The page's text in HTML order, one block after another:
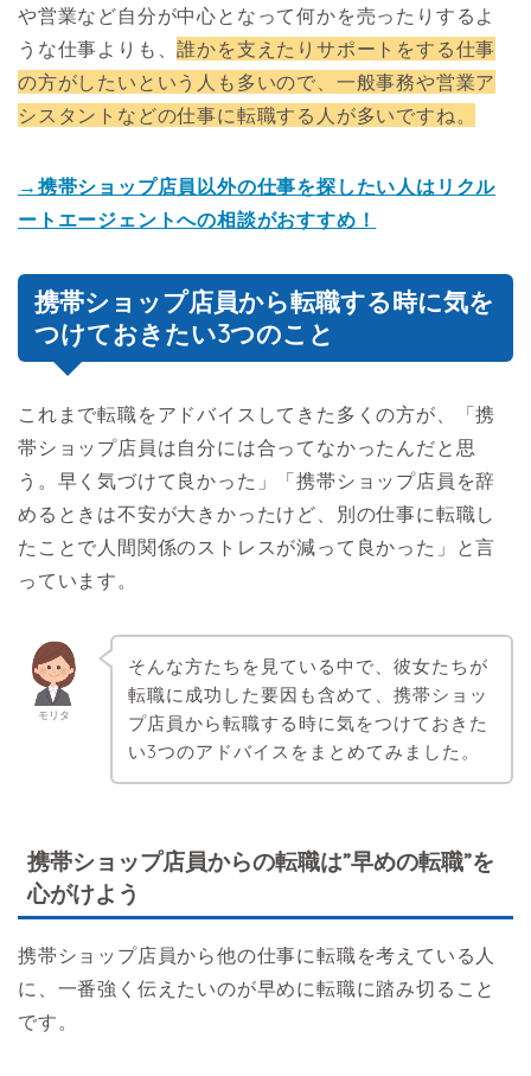
や営業など自分が中心となって何かを売ったりするよ
うな仕事よりも、誰かを支えたりサポートをする仕事
の方がしたいという人も多いので、一般事務や営業ア
シスタントなどの仕事に転職する人が多いですね。
→携帯ショップ店員以外の仕事を探したい人はリクル
ートエージェントへの相談がおすすめ！
携帯ショップ店員から転職する時に気を
つけておきたい3つのこと
これまで転職をアドバイスしてきた多くの方が、「携
帯ショップ店員は自分には合ってなかったんだと思
う。早く気づけて良かった」「携帯ショップ店員を辞
めるときは不安が大きかったけど、別の仕事に転職し
たことで人間関係のストレスが減って良かった」と言
っています。
モリタ
そんな方たちを見ている中で、彼女たちが
転職に成功した要因も含めて、携帯ショッ
プ店員から転職する時に気をつけておきた
い3つのアドバイスをまとめてみました。
携帯ショップ店員からの転職は”早めの転職”を
心がけよう
携帯ショップ店員から他の仕事に転職を考えている人
に、一番強く伝えたいのが早めに転職に踏み切ること
です。